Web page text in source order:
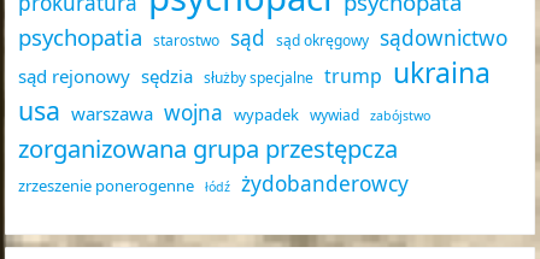
psychopatia
starostwo sąd sąd okręgowy sądownictwo
sąd rejonowy sędzia służby specjalne trump ukraina
usa warszawa wojna wypadek wywiad zabójstwo
zorganizowana grupa przestępcza
zrzeszenie ponerogenne łódź żydobanderowcy